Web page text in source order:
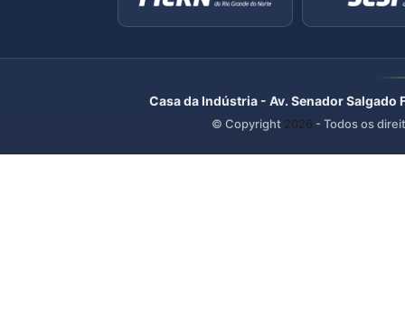
Casa da Indústria - Av. Senador
© Copyright 2026 - Todos os